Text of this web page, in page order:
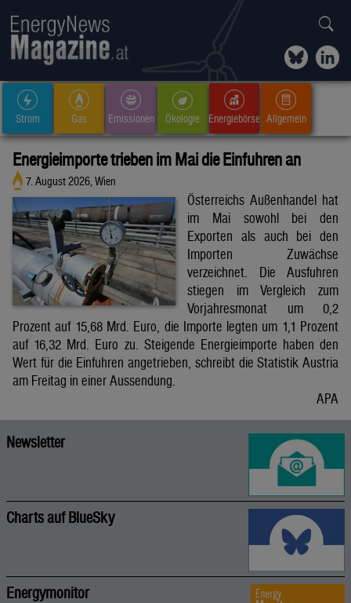
Strom Gas Emissionen Ökologie Energiebörse Allgemein
Energieimporte trieben im Mai die Einfuhren an
7. August 2026, Wien
Österreichs Außenhandel hat
im Mai sowohl bei den
Exporten als auch bei den
Importen Zuwächse
verzeichnet. Die Ausfuhren
stiegen im Vergleich zum
Vorjahresmonat um 0,2
Prozent auf 15,68 Mrd. Euro, die Importe legten um 1,1 Prozent
auf 16,32 Mrd. Euro zu. Steigende Energieimporte haben den
Wert für die Einfuhren angetrieben, schreibt die Statistik Austria
am Freitag in einer Aussendung.
APA
Newsletter
Charts auf BlueSky
Energymonitor